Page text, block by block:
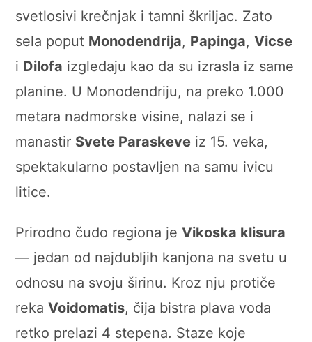
svetlosivi krečnjak i tamni škriljac. Zato
sela poput Monodendrija, Papinga,Vicse
i Dilofa izgledaju kao da su izrasla iz same
planine. U Monodendriju, na preko 1.000
metara nadmorske visine, nalazi se i
manastir Svete Paraskeve iz 15. veka,
spektakularno postavljen na samu ivicu
litice.
Prirodno čudo regiona jeVikoska klisura
— jedan od najdubljih kanjona na svetu u
odnosu na svoju širinu. Kroz nju protiče
rekaVoidomatis, čija bistra plava voda
retko prelazi 4 stepena. Staze koje